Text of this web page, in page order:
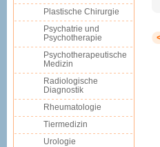
Plastische Chirurgie
Psychatrie und
Psychotherapie
Psychotherapeutische
Medizin
Radiologische
Diagnostik
Rheumatologie
Tiermedizin
Urologie